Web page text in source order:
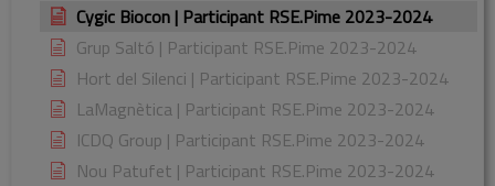
Cygic Biocon | Participant RSE.Pime 2023-2024
Grup Saltó | Participant RSE.Pime 2023-2024
Hort del Silenci | Participant RSE.Pime 2023-2024
LaMagnètica | Participant RSE.Pime 2023-2024
ICDQ Group | Participant RSE.Pime 2023-2024
Nou Patufet | Participant RSE.Pime 2023-2024